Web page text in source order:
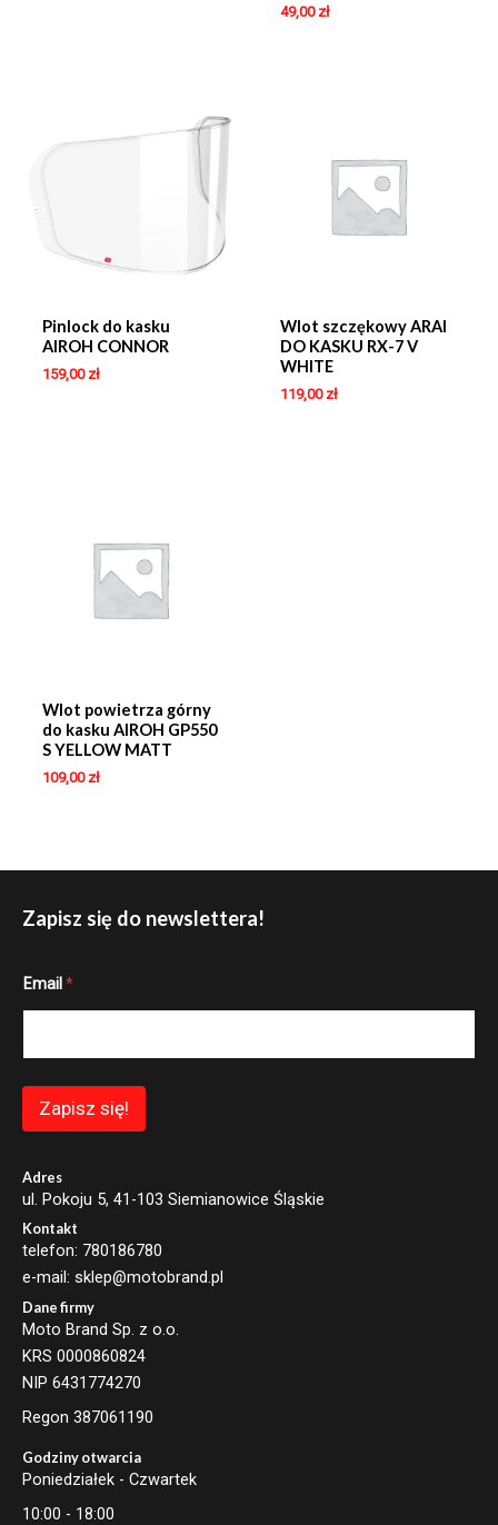
49,00 zł
Pinlock do kasku
AIROH CONNOR
159,00 zł
Wlot szczękowy ARAI
DO KASKU RX-7 V
WHITE
119,00 zł
Wlot powietrza górny
do kasku AIROH GP550
S YELLOW MATT
109,00 zł
Zapisz się do newslettera!
m
E
l
m
a
l
Email *
Zapisz się!
Adres
ul. Pokoju 5, 41-103 Siemianowice Śląskie
Kontakt
telefon: 780186780
e-mail: sklep@motobrand.pl
Dane firmy
Moto Brand Sp. z o.o.
KRS 0000860824
NIP 6431774270
Regon 387061190
Godziny otwarcia
Poniedziałek - Czwartek
10:00 - 18:00